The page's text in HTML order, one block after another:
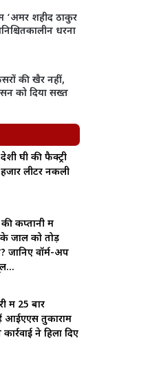
‘अमर शहीद ठाकुर
धरना
की खैर नहीं,
को दिया सख्त
घी की फैक्ट्री
लीटर नकली
कप्तानी में
के जाल को तोड़
जानिए वॉर्म-अप
में 25 बार
आईएएस तुकाराम
ने हिला दिए